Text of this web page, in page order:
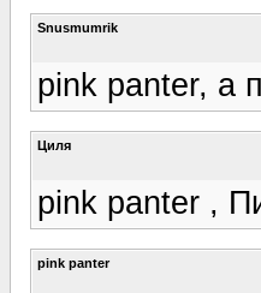
Snusmumrik
pink panter, а
Циля
pink panter ,
pink panter